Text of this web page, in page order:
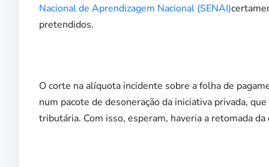
Nacional de Aprendizagem Nacional (SENAI)
pretendidos.
O corte na alíquota incidente sobre a folha de
num pacote de desoneração da iniciativa privada,
tributária. Com isso, esperam, haveria a retomada da